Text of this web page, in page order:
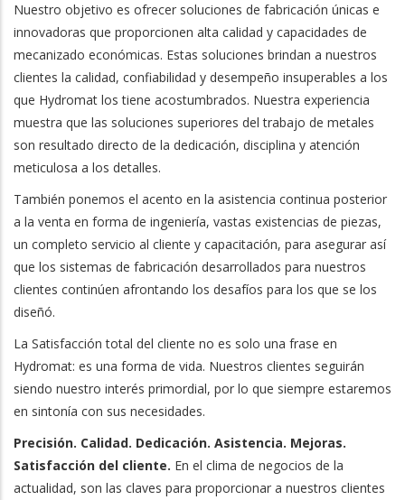
Nuestro objetivo es ofrecer soluciones de fabricación únicas e
innovadoras que proporcionen alta calidad y capacidades de
mecanizado económicas. Estas soluciones brindan a nuestros
clientes la calidad, confiabilidad y desempeño insuperables a los
que Hydromat los tiene acostumbrados. Nuestra experiencia
muestra que las soluciones superiores del trabajo de metales
son resultado directo de la dedicación, disciplina y atención
meticulosa a los detalles.
También ponemos el acento en la asistencia continua posterior
a la venta en forma de ingeniería, vastas existencias de piezas,
un completo servicio al cliente y capacitación, para asegurar así
que los sistemas de fabricación desarrollados para nuestros
clientes continúen afrontando los desafíos para los que se los
diseñó.
La Satisfacción total del cliente no es solo una frase en
Hydromat: es una forma de vida. Nuestros clientes seguirán
siendo nuestro interés primordial, por lo que siempre estaremos
en sintonía con sus necesidades.
Precisión. Calidad. Dedicación. Asistencia. Mejoras.
Satisfacción del cliente. En el clima de negocios de la
actualidad, son las claves para proporcionar a nuestros clientes